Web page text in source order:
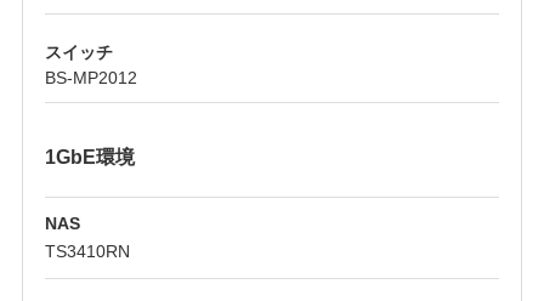
スイッチ
BS-MP2012
1GbE環境
NAS
TS3410RN